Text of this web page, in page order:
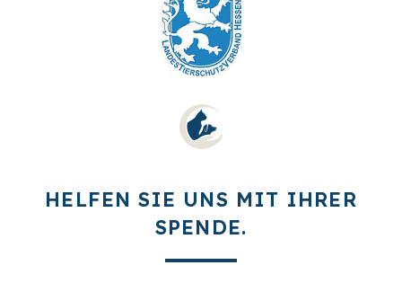
HELFEN SIE UNS MIT IHRER
SPENDE.